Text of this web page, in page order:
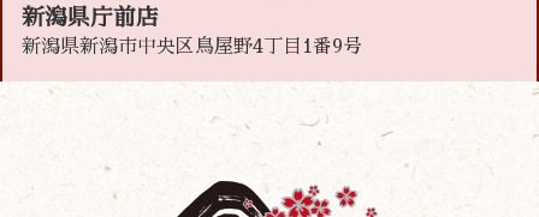
新潟県庁前店
新潟県新潟市中央区鳥屋野4丁目1番9号